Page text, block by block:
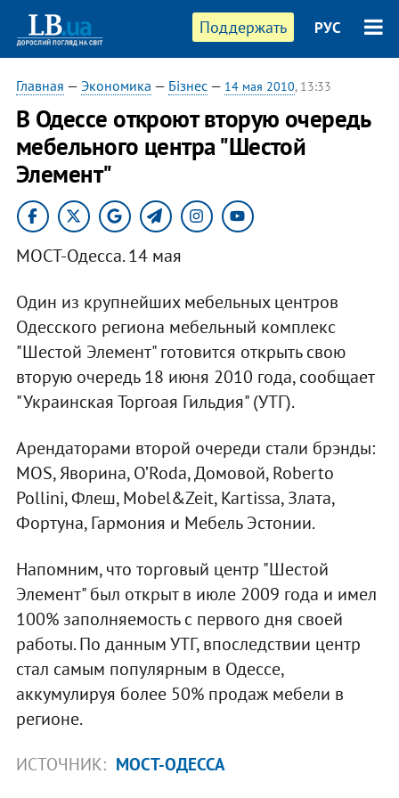
Поддержать РУС
Главная — Экономика — Бізнес— 14 мая 2010, 13:33
В Одессе откроют вторую очередь
мебельного центра "Шестой
Элемент"
МОСТ-Одесса. 14 мая
Один из крупнейших мебельных центров
Одесского региона мебельный комплекс
"Шестой Элемент" готовится открыть свою
вторую очередь 18 июня 2010 года, сообщает
"Украинская Торгоая Гильдия" (УТГ).
Арендаторами второй очереди стали брэнды:
MOS, Яворина, O’Roda, Домовой, Roberto
Pollini, Флеш, Mobel&Zeit, Kartissa, Злата,
Фортуна, Гармония и Мебель Эстонии.
Напомним, что торговый центр "Шестой
Элемент" был открыт в июле 2009 года и имел
100% заполняемость с первого дня своей
работы. По данным УТГ, впоследствии центр
стал самым популярным в Одессе,
аккумулируя более 50% продаж мебели в
регионе.
ИСТОЧНИК: МОСТ-ОДЕССА